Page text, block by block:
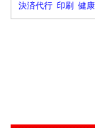
決済代行 印刷 健